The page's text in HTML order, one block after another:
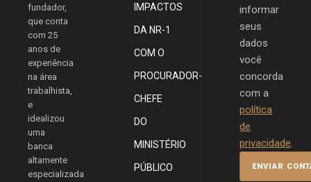
fundador,
que conta
com 25
anos de
experiência
na área
trabalhista,
e
idealizou
uma
banca
altamente
especializada
IMPACTOS
DA NR-1
COM O
PROCURADOR-
CHEFE
DO
MINISTÉRIO
PÚBLICO
informar
seus
dados
você
concorda
com a
política
de
privacidade.